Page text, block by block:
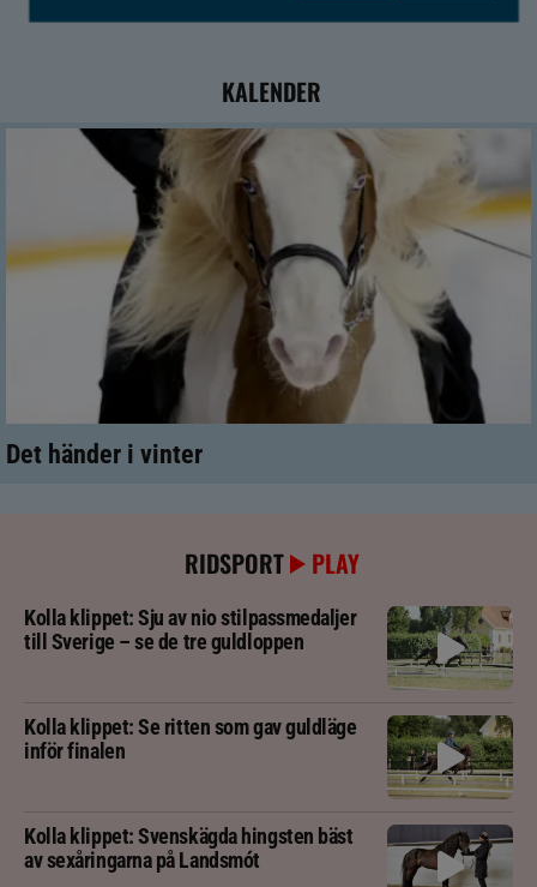
KALENDER
Det händer i vinter
RIDSPORT PLAY
Kolla klippet: Sju av nio stilpassmedaljer
till Sverige – se de tre guldloppen
Kolla klippet: Se ritten som gav guldläge
inför finalen
Kolla klippet: Svenskägda hingsten bäst
av sexåringarna på Landsmót